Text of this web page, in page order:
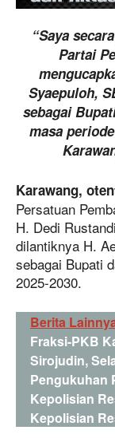
“Saya
Partai
Syaepuloh,
sebagai
masa
Karawang,
Persatuan
H. Dedi
dilantiknya H.
sebagai Bupati
2025-2030.
Berita
Fraksi-PKB
Sirojudin,
Pengukuhan
Kepolisian
Kepolisian